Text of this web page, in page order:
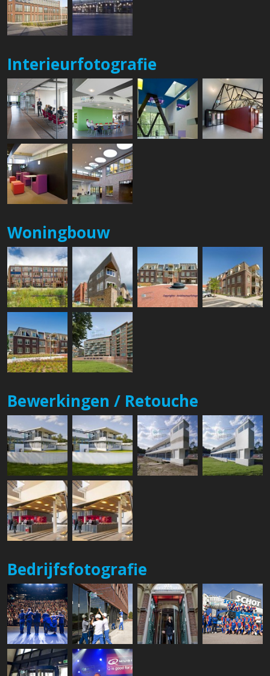
Interieurfotografie
Woningbouw
Bewerkingen / Retouche
Bedrijfsfotografie